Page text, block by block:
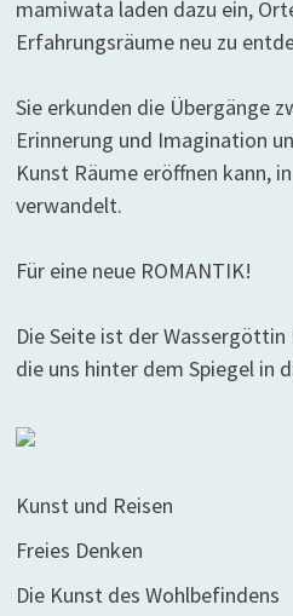
mamiwata laden dazu ein,
Erfahrungsräume neu zu
Sie erkunden die Übergänge
Erinnerung und Imagination
Kunst Räume eröffnen kann,
verwandelt.
Für eine neue ROMANTIK!
Die Seite ist der
die uns hinter dem Spiegel in
Kunst und Reisen
Freies Denken
Die Kunst des Wohlbefindens